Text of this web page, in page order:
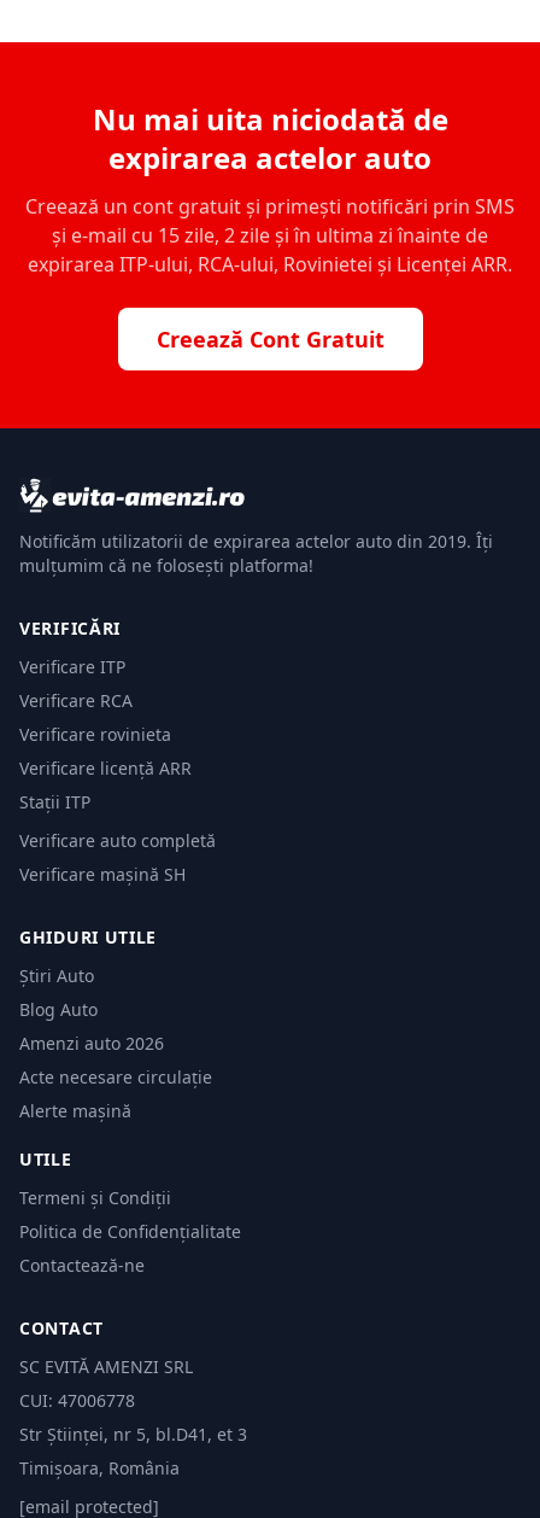
Nu mai uita niciodată de
expirarea actelor auto
Creează un cont gratuit și primești notificări prin SMS
și e-mail cu 15 zile, 2 zile și în ultima zi înainte de
expirarea ITP-ului, RCA-ului, Rovinietei și Licenței ARR.
Creează Cont Gratuit
Notificăm utilizatorii de expirarea actelor auto din 2019. Îți
mulțumim că ne folosești platforma!
VERIFICĂRI
Verificare ITP
Verificare RCA
Verificare rovinieta
Verificare licență ARR
Stații ITP
Verificare auto completă
Verificare mașină SH
GHIDURI UTILE
Știri Auto
Blog Auto
Amenzi auto 2026
Acte necesare circulație
Alerte mașină
UTILE
Termeni și Condiții
Politica de Confidențialitate
Contactează-ne
CONTACT
SC EVITĂ AMENZI SRL
CUI: 47006778
Str Științei, nr 5, bl.D41, et 3
Timișoara, România
[email protected]